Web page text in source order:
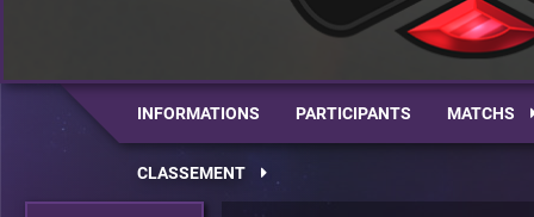
INFORMATIONS PARTICIPANTS MATCHS
CLASSEMENT